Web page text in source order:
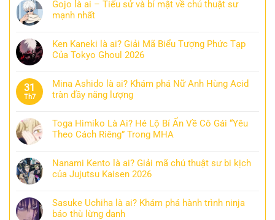
Gojo là ai – Tiểu sử và bí mật về chú thuật sư
mạnh nhất
Ken Kaneki là ai? Giải Mã Biểu Tượng Phức Tạp
Của Tokyo Ghoul 2026
31
Th7
Mina Ashido là ai? Khám phá Nữ Anh Hùng Acid
tràn đầy năng lượng
Toga Himiko Là Ai? Hé Lộ Bí Ẩn Về Cô Gái “Yêu
Theo Cách Riêng” Trong MHA
Nanami Kento là ai? Giải mã chú thuật sư bi kịch
của Jujutsu Kaisen 2026
Sasuke Uchiha là ai? Khám phá hành trình ninja
báo thù lừng danh